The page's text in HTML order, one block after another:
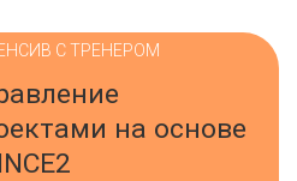
С ТРЕНЕРОМ
на основе